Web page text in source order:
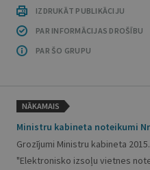
IZDRUKĀT PUBLIKĀCIJU
PAR INFORMĀCIJAS DROŠĪBU
PAR ŠO GRUPU
NĀKAMAIS
Ministru kabineta noteikumi
Grozījumi Ministru kabineta
"Elektronisko izsoļu vietnes